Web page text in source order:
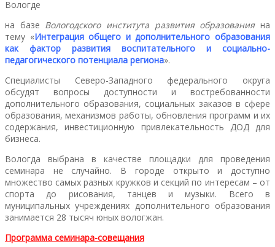
Вологде
на базе Вологодского института развития образованияна
тему «Интеграция общего и дополнительного образования
как фактор развития воспитательного и социально-
педагогического потенциала региона».
Специалисты Северо-Западного федерального округа
обсудят вопросы доступности и востребованности
дополнительного образования, социальных заказов в сфере
образования, механизмов работы, обновления программ и их
содержания, инвестиционную привлекательность ДОД для
бизнеса.
Вологда выбрана в качестве площадки для проведения
семинара не случайно. В городе открыто и доступно
множество самых разных кружков и секций по интересам – от
спорта до рисования, танцев и музыки. Всего в
муниципальных учреждениях дополнительного образования
занимается 28 тысяч юных вологжан.
Программа семинара-совещания